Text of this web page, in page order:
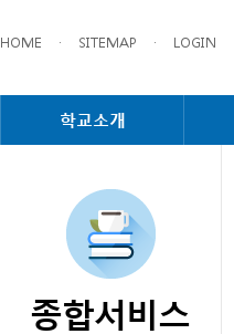
HOME · SITEMAP · LOGIN
학교소개
종합서비스